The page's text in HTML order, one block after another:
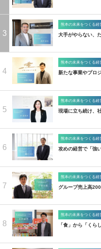
3
熊本の未来をつくる経
大手がやらない、
4
熊本の未来をつくる経
新たな事業やプロ
5
熊本の未来をつくる経
現場に立ち続け、
6
熊本の未来をつくる経
攻めの経営で「強
7
熊本の未来をつくる経
グループ売上高
8
熊本の未来をつくる経
「食」から「くら